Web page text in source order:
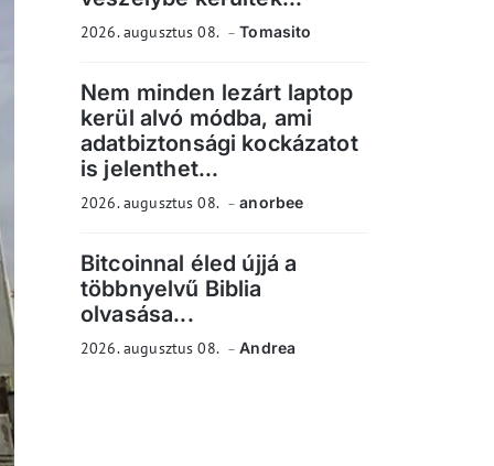
2026. augusztus 08. Tomasito
Nem minden lezárt laptop
kerül alvó módba, ami
adatbiztonsági kockázatot
is jelenthet...
2026. augusztus 08. anorbee
Bitcoinnal éled újjá a
többnyelvű Biblia
olvasása...
2026. augusztus 08. Andrea